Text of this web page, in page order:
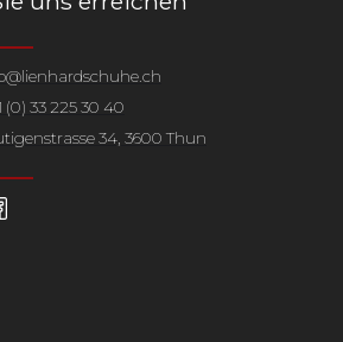
(0) 33 225 30 40
34, 3600 Thun